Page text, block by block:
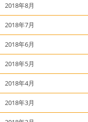
2018年8月
2018年7月
2018年6月
2018年5月
2018年4月
2018年3月